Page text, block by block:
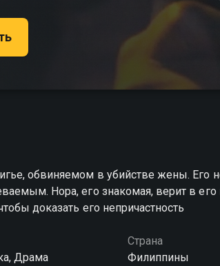
обвиняемом в убийстве жены. Его
Нора, его знакомая, верит в его
доказать его непричастность
Драма
Страна
Филиппины